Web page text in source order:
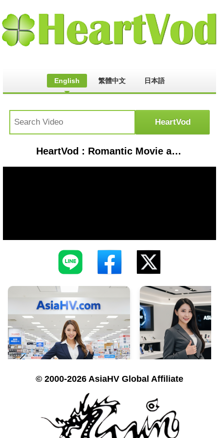
English 繁體中文 日本語
HeartVod : Romantic Movie and TV Kisses
© 2000-2026 AsiaHV Global Affiliate